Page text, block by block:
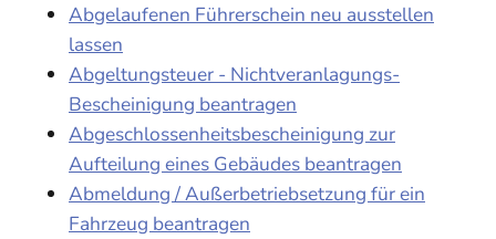
Abgelaufenen Führerschein neu ausstellen
lassen
Abgeltungsteuer - Nichtveranlagungs-
Bescheinigung beantragen
Abgeschlossenheitsbescheinigung zur
Aufteilung eines Gebäudes beantragen
Abmeldung / Außerbetriebsetzung für ein
Fahrzeug beantragen